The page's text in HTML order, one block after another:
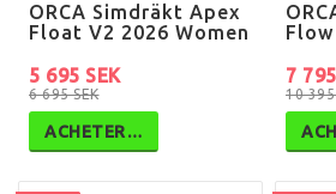
ORCA Simdräkt Apex
Float V2 2026 Women
6 695 SEK
5 695 SEK
ACHETER…
10 395
7